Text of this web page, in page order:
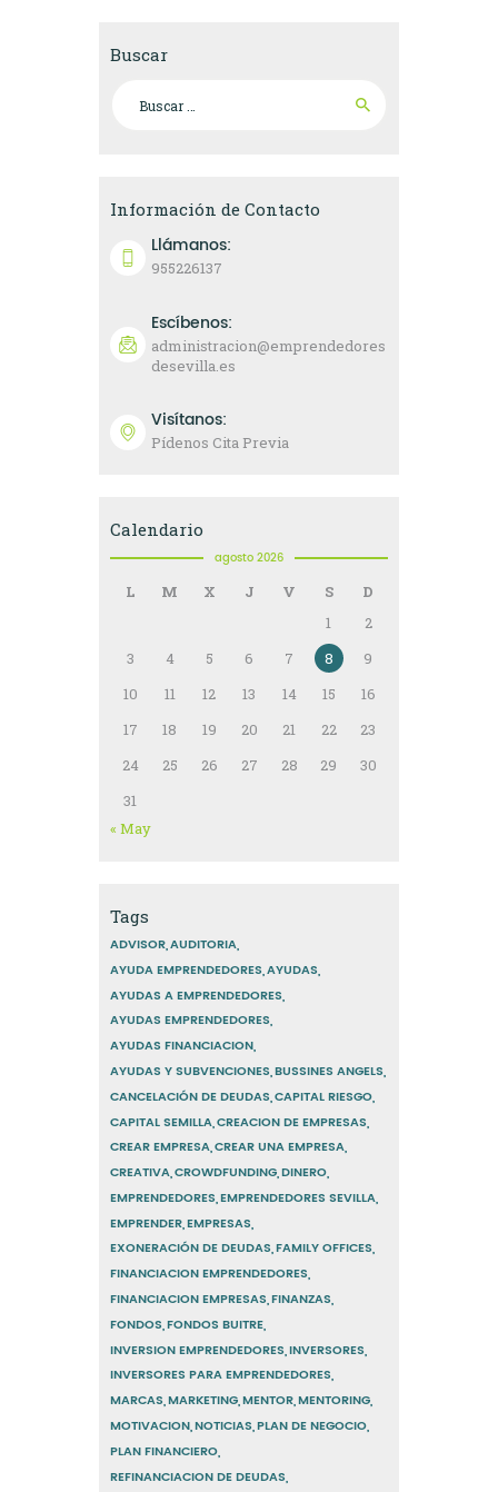
Buscar
Información de Contacto
Llámanos:
955226137
Escíbenos:
administracion@emprendedores
desevilla.es
Visítanos:
Pídenos Cita Previa
Calendario
agosto 2026
L M X J V S
D
1
2
3
4 5 6 7 8
9
10
11 12 13 14 15
16
17
18 19 20 21 22
23
24
25 26 27 28 29
30
31
« May
Tags
ADVISOR AUDITORIA
AYUDA EMPRENDEDORES AYUDAS
AYUDAS A EMPRENDEDORES
AYUDAS EMPRENDEDORES
AYUDAS FINANCIACION
AYUDAS Y SUBVENCIONES BUSSINES ANGELS
CANCELACIÓN DE DEUDAS CAPITAL RIESGO
CAPITAL SEMILLA CREACION DE EMPRESAS
CREAR EMPRESA CREAR UNA EMPRESA
CREATIVA CROWDFUNDING DINERO
EMPRENDEDORES EMPRENDEDORES SEVILLA
EMPRENDER EMPRESAS
EXONERACIÓN DE DEUDAS FAMILY OFFICES
FINANCIACION EMPRENDEDORES
FINANCIACION EMPRESAS FINANZAS
FONDOS FONDOS BUITRE
INVERSION EMPRENDEDORES INVERSORES
INVERSORES PARA EMPRENDEDORES
MARCAS MARKETING MENTOR MENTORING
MOTIVACION NOTICIAS PLAN DE NEGOCIO
PLAN FINANCIERO
REFINANCIACION DE DEUDAS